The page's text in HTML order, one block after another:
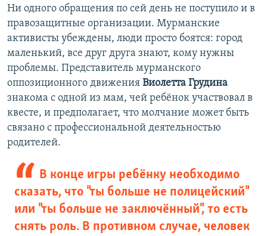
Ни одного обращения по сей день не поступило и в
правозащитные организации. Мурманские
активисты убеждены, люди просто боятся: город
маленький, все друг друга знают, кому нужны
проблемы. Представитель мурманского
оппозиционного движения Виолетта Грудина
знакома с одной из мам, чей ребёнок участвовал в
квесте, и предполагает, что молчание может быть
связано с профессиональной деятельностью
родителей.
В конце игры ребёнку необходимо
сказать, что "ты больше не полицейский"
или "ты больше не заключённый", то есть
снять роль. В противном случае, человек